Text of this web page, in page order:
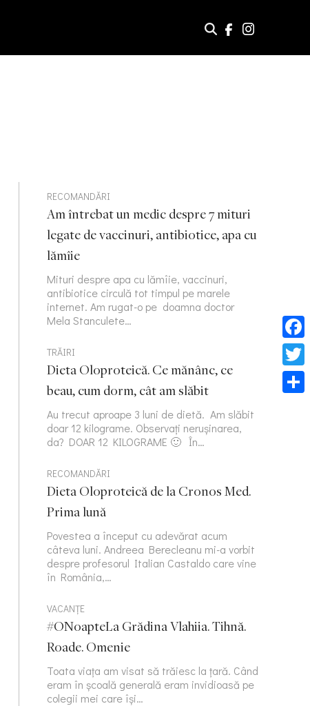
RECOMANDĂRI
Am întrebat un medic despre 7 mituri
legate de vaccinuri, antibiotice, apa cu
lămîie
Mituri despre apa cu lămîie, vaccinuri,
antibiotice circulă tot timpul pe marele
internet. Am rugat-o pe doamna doctor
Mela Stanculete…
TRĂIRI
Dieta Oloproteică. Ce mănânc, ce
beau, cum dorm, cât am slăbit
Au trecut aproape 3 luni de dietă. Am slăbit
doar 12 kilograme. Observați nerușinarea,
da? DOAR 12 KILOGRAME 🙂 În…
RECOMANDĂRI
Dieta Oloproteică de la Cronos Med.
Prima lună
Povestea a început cu adevărat acum
câteva luni. Andreea Berecleanu mi-a vorbit
despre profesorul Italian Castaldo care vine
în România,…
VACANȚE
#ONoapteLa Grădina Vlahiia. Tihnă.
Roade. Omenie
Toata viața am visat să trăiesc la țară. Când
eram în școală generală eram invidioasă pe
colegii mei care își…